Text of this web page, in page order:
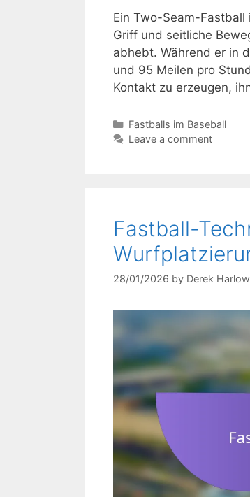
Ein Two-Seam-
Griff und seitliche
abhebt. Während er in
und 95 Meilen pro
Kontakt zu erzeugen,
Categories
Fastballs im Baseball
Leave a comment
Fastball-
28/01/2026 by Derek Harlow